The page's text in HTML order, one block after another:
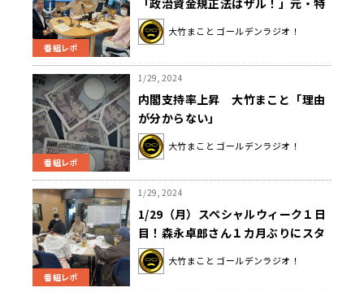
番組レポ
「政治資金規正法はザル！」元・特
捜メンバーに裏金問題を訊く
大竹まこと ゴールデンラジオ！
番組レポ
1/29, 2024
内閣支持率上昇 大竹まこと「理由
が分からない」
大竹まこと ゴールデンラジオ！
番組レポ
1/29, 2024
1/29（月）スペシャルウィーク１日
目！森永卓郎さん１カ月ぶりにスタ
ジオ復帰！！”✨
大竹まこと ゴールデンラジオ！